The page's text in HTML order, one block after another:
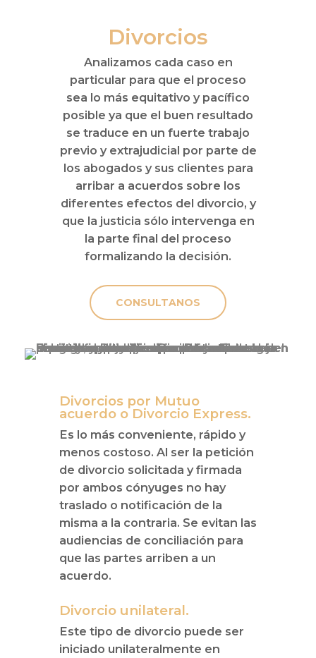
Divorcios
Analizamos cada caso en
particular para que el proceso
sea lo más equitativo y pacífico
posible ya que el buen resultado
se traduce en un fuerte trabajo
previo y extrajudicial por parte de
los abogados y sus clientes para
arribar a acuerdos sobre los
diferentes efectos del divorcio, y
que la justicia sólo intervenga en
la parte final del proceso
formalizando la decisión.
CONSULTANOS
Divorcios por Mutuo
acuerdo o Divorcio Express.
Es lo más conveniente, rápido y
menos costoso. Al ser la petición
de divorcio solicitada y firmada
por ambos cónyuges no hay
traslado o notificación de la
misma a la contraria. Se evitan las
audiencias de conciliación para
que las partes arriben a un
acuerdo.
Divorcio unilateral.
Este tipo de divorcio puede ser
iniciado unilateralmente en